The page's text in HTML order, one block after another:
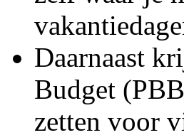
Daarnaast
Budget
zetten voor